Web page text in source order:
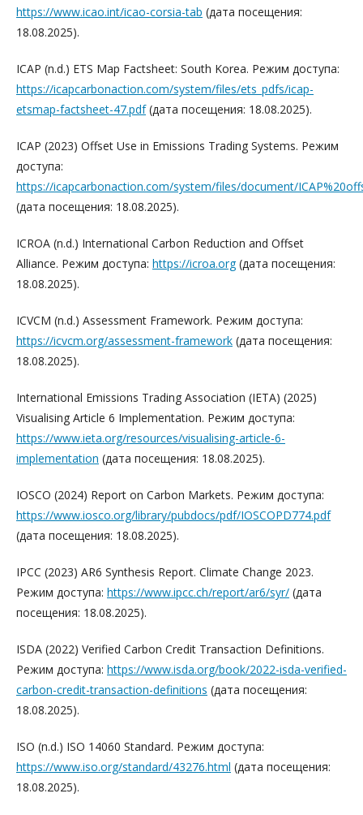
https://www.icao.int/icao-corsia-tab (дата посещения:
18.08.2025).
ICAP (n.d.) ETS Map Factsheet: South Korea. Режим доступа:
https://icapcarbonaction.com/system/files/ets_pdfs/icap-
etsmap-factsheet-47.pdf(дата посещения: 18.08.2025).
ICAP (2023) Offset Use in Emissions Trading Systems. Режим
доступа:
https://icapcarbonaction.com/system/files/document/
(дата посещения: 18.08.2025).
ICROA (n.d.) International Carbon Reduction and Offset
Alliance. Режим доступа: https://icroa.org(дата посещения:
18.08.2025).
ICVCM (n.d.) Assessment Framework. Режим доступа:
https://icvcm.org/assessment-framework (дата посещения:
18.08.2025).
International Emissions Trading Association (IETA) (2025)
Visualising Article 6 Implementation. Режим доступа:
https://www.ieta.org/resources/visualising-article-6-
implementation (дата посещения: 18.08.2025).
IOSCO (2024) Report on Carbon Markets. Режим доступа:
https://www.iosco.org/library/pubdocs/pdf/IOSCOPD774.pdf
(дата посещения: 18.08.2025).
IPCC (2023) AR6 Synthesis Report. Climate Change 2023.
Режим доступа: https://www.ipcc.ch/report/ar6/syr/ (дата
посещения: 18.08.2025).
ISDA (2022) Verified Carbon Credit Transaction Definitions.
Режим доступа: https://www.isda.org/book/2022-isda-verified-
carbon-credit-transaction-definitions (дата посещения:
18.08.2025).
ISO (n.d.) ISO 14060 Standard. Режим доступа:
https://www.iso.org/standard/43276.html (дата посещения:
18.08.2025).